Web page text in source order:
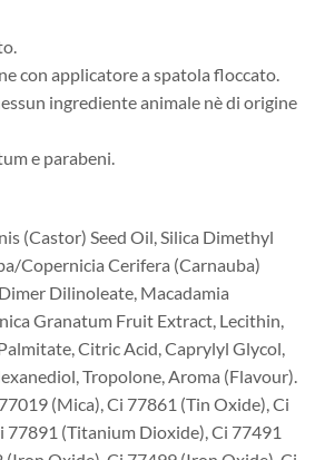
con applicatore a spatola floccato.
ingrediente animale nè di origine
e parabeni.
(Castor) Seed Oil, Silica Dimethyl
Copernicia Cerifera (Carnauba)
Dilinoleate, Macadamia
Granatum Fruit Extract, Lecithin,
Citric Acid, Caprylyl Glycol,
Tropolone, Aroma (Flavour).
(Mica), Ci 77861 (Tin Oxide), Ci
77891 (Titanium Dioxide), Ci 77491